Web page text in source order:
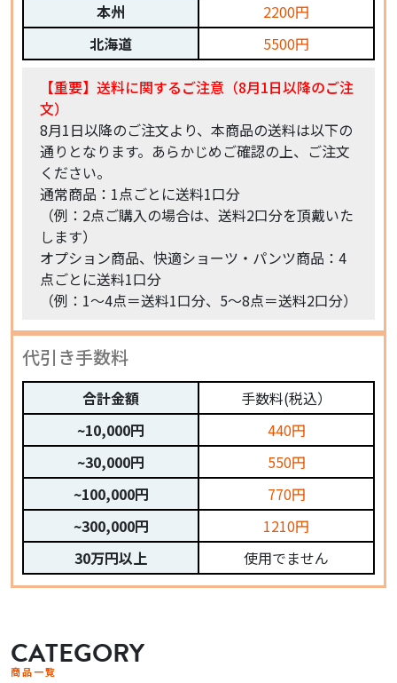
本州
北海道
2200円
5500円
【重要】送料に関するご注意（8月1日以降のご注
文）
8月1日以降のご注文より、本商品の送料は以下の
通りとなります。あらかじめご確認の上、ご注文
ください。
通常商品：1点ごとに送料1口分
（例：2点ご購入の場合は、送料2口分を頂戴いた
します）
オプション商品、快適ショーツ・パンツ商品：4
点ごとに送料1口分
（例：1〜4点＝送料1口分、5〜8点＝送料2口分）
代引き手数料
合計金額
~10,000円
~30,000円
~100,000円
~300,000円
30万円以上
手数料(税込）
440円
550円
770円
1210円
使用でません
CATEGORY
商品一覧